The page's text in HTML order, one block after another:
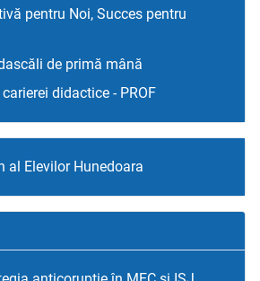
pentru Noi, Succes pentru
de primă mână
didactice - PROF
al Elevilor Hunedoara